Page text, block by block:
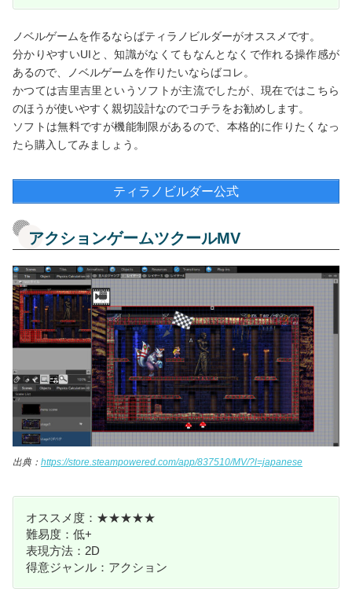
ノベルゲームを作るならばティラノビルダーがオススメです。
分かりやすいUIと、知識がなくてもなんとなくで作れる操作感が
あるので、ノベルゲームを作りたいならばコレ。
かつては吉里吉里というソフトが主流でしたが、現在ではこちら
のほうが使いやすく親切設計なのでコチラをお勧めします。
ソフトは無料ですが機能制限があるので、本格的に作りたくなっ
たら購入してみましょう。
ティラノビルダー公式
アクションゲームツクールMV
出典： https://store.steampowered.com/app/837510/MV/?l=japanese
オススメ度：★★★★★
難易度：低+
表現方法：2D
得意ジャンル：アクション